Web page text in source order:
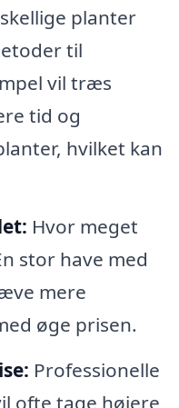
planter
til
vil træs
tid og
hvilket kan
Hvor meget
stor have med
mere
øge prisen.
Professionelle
ofte tage højere